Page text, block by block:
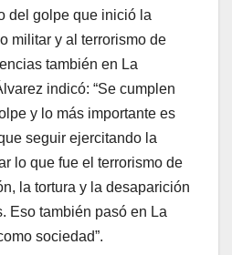
del golpe que inició la
militar y al terrorismo de
también en La
indicó: “Se cumplen
y lo más importante es
seguir ejercitando la
lo que fue el terrorismo de
la tortura y la desaparición
Eso también pasó en La
sociedad”.